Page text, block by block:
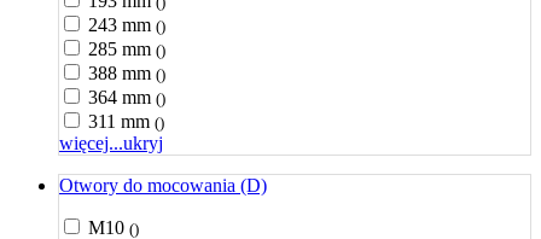
243 mm ()
285 mm ()
388 mm ()
364 mm ()
311 mm ()
więcej...ukryj
Otwory do mocowania (D)
M10 ()